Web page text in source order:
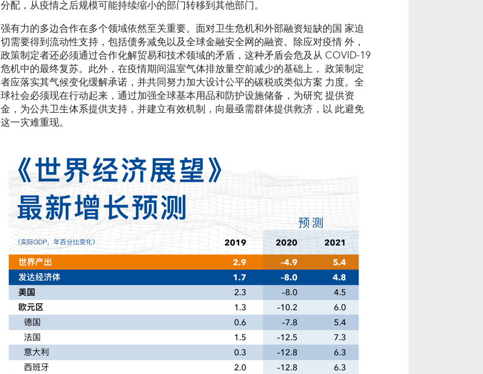
分配，从疫情之后规模可能持续缩小的部门转移到其他部门。
强有力的多边合作在多个领域依然至关重要。面对卫生危机和外部融资短缺的国 家迫
切需要得到流动性支持，包括债务减免以及全球金融安全网的融资。除应对疫情 外，
政策制定者还必须通过合作化解贸易和技术领域的矛盾，这种矛盾会危及从 COVID-19
危机中的最终复苏。此外，在疫情期间温室气体排放量空前减少的基础上， 政策制定
者应落实其气候变化缓解承诺，并共同努力加大设计公平的碳税或类似方案 力度。全
球社会必须现在行动起来，通过加强全球基本用品和防护设施储备，为研究 提供资
金，为公共卫生体系提供支持，并建立有效机制，向最亟需群体提供救济，以 此避免
这一灾难重现。